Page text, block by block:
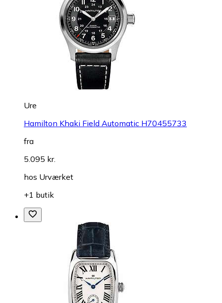
Ure
Hamilton Khaki Field Automatic H70455733
fra
5.095 kr.
hos Urværket
+1 butik